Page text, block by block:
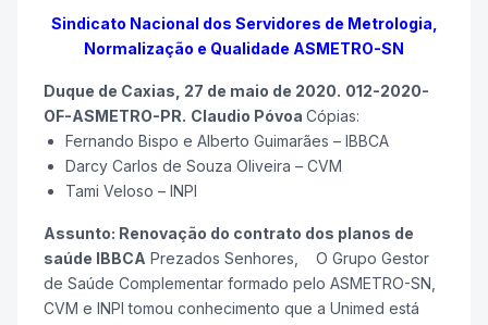
Sindicato Nacional dos Servidores de Metrologia,
Normalização e Qualidade ASMETRO-SN
Duque de Caxias, 27 de maio de 2020. 012-2020-
OF-ASMETRO-PR. Claudio Póvoa Cópias:
Fernando Bispo e Alberto Guimarães – IBBCA
Darcy Carlos de Souza Oliveira – CVM
Tami Veloso – INPI
Assunto: Renovação do contrato dos planos de
saúde IBBCA Prezados Senhores, O Grupo Gestor
de Saúde Complementar formado pelo ASMETRO-SN,
CVM e INPI tomou conhecimento que a Unimed está